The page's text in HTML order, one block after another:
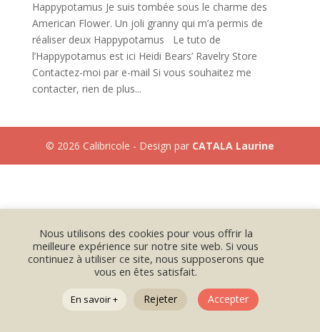
Happypotamus Je suis tombée sous le charme des
American Flower. Un joli granny qui m’a permis de
réaliser deux Happypotamus Le tuto de
l’Happypotamus est ici Heidi Bears’ Ravelry Store
Contactez-moi par e-mail Si vous souhaitez me
contacter, rien de plus...
© 2026 Calibricole - Design par CATALA Laurine
Nous utilisons des cookies pour vous offrir la
meilleure expérience sur notre site web. Si vous
continuez à utiliser ce site, nous supposerons que
vous en êtes satisfait.
En savoir + Rejeter Accepter